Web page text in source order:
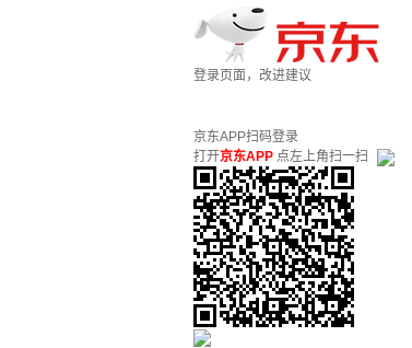
登录页面，改进建议
京东APP扫码登录
打开京东APP 点左上角扫一扫